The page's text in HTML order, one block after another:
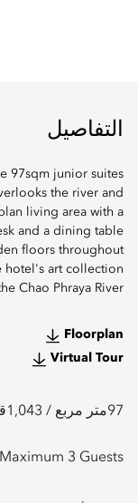
التفاصيل
97sqm junior suites
the river and
living area with a
and a dining table
floors throughout
hotel's art collection
Chao Phraya River.
Floorplan
Virtual Tour
97متر مربع / 1,043
Maximum 3 Guests